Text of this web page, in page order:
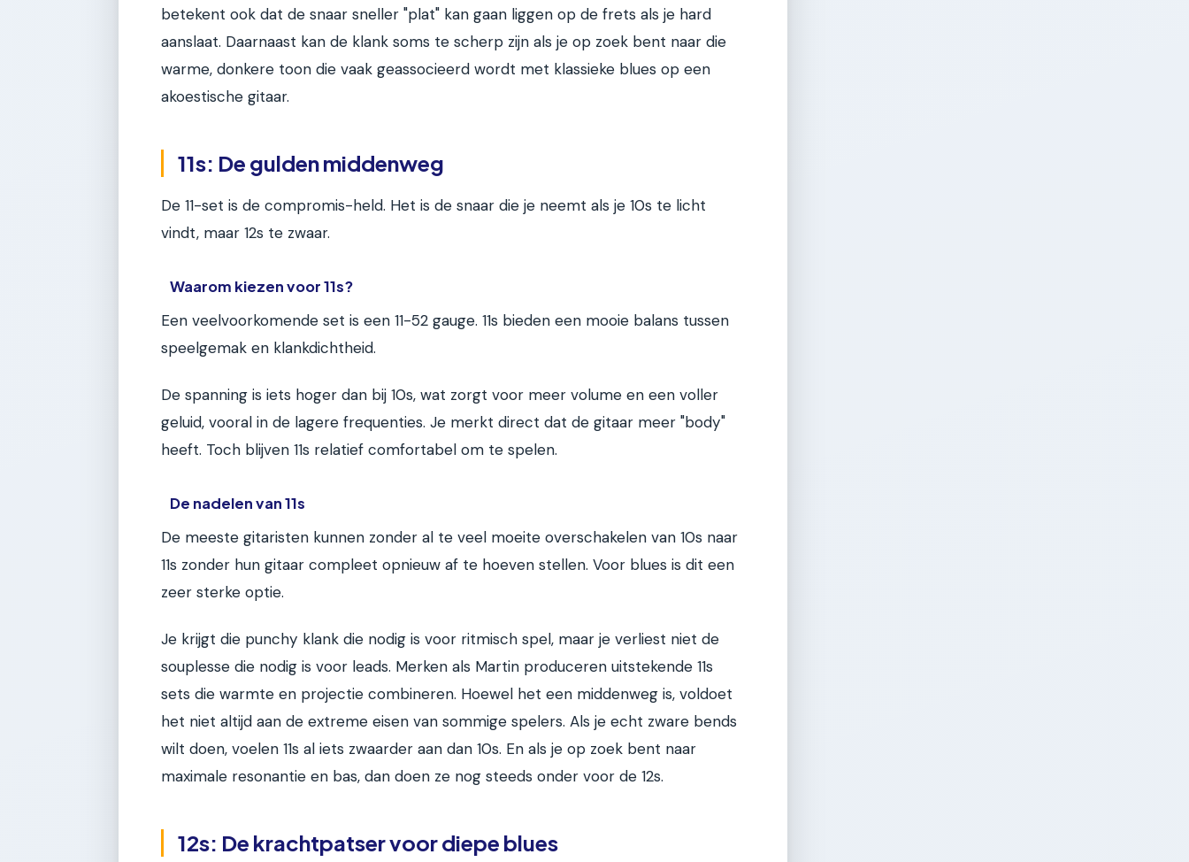
betekent ook dat de snaar sneller "plat" kan gaan liggen op de frets als je hard
aanslaat. Daarnaast kan de klank soms te scherp zijn als je op zoek bent naar die
warme, donkere toon die vaak geassocieerd wordt met klassieke blues op een
akoestische gitaar.
11s: De gulden middenweg
De 11-set is de compromis-held. Het is de snaar die je neemt als je 10s te licht
vindt, maar 12s te zwaar.
Waarom kiezen voor 11s?
Een veelvoorkomende set is een 11-52 gauge. 11s bieden een mooie balans tussen
speelgemak en klankdichtheid.
De spanning is iets hoger dan bij 10s, wat zorgt voor meer volume en een voller
geluid, vooral in de lagere frequenties. Je merkt direct dat de gitaar meer "body"
heeft. Toch blijven 11s relatief comfortabel om te spelen.
De nadelen van 11s
De meeste gitaristen kunnen zonder al te veel moeite overschakelen van 10s naar
11s zonder hun gitaar compleet opnieuw af te hoeven stellen. Voor blues is dit een
zeer sterke optie.
Je krijgt die punchy klank die nodig is voor ritmisch spel, maar je verliest niet de
souplesse die nodig is voor leads. Merken als Martin produceren uitstekende 11s
sets die warmte en projectie combineren. Hoewel het een middenweg is, voldoet
het niet altijd aan de extreme eisen van sommige spelers. Als je echt zware bends
wilt doen, voelen 11s al iets zwaarder aan dan 10s. En als je op zoek bent naar
maximale resonantie en bas, dan doen ze nog steeds onder voor de 12s.
12s: De krachtpatser voor diepe blues